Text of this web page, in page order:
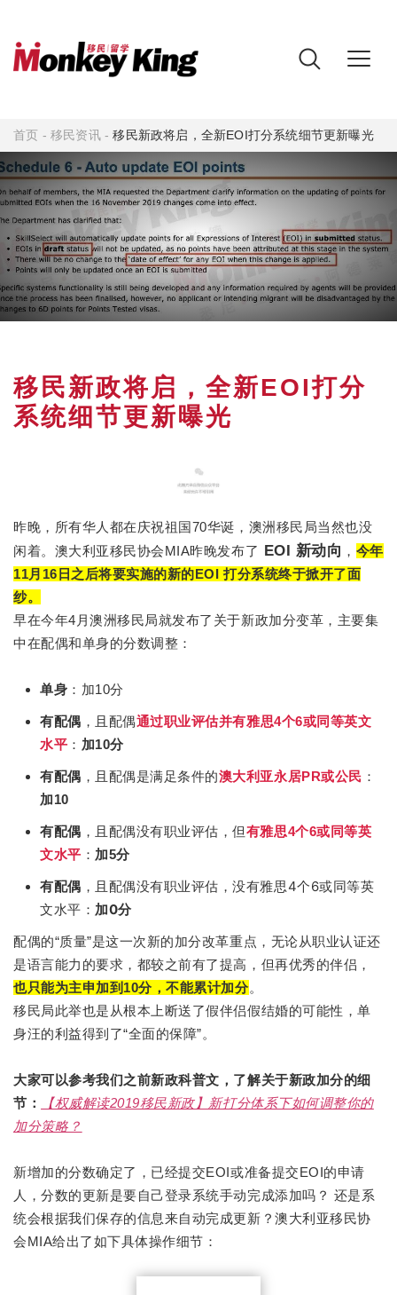
首页 -移民资讯-移民新政将启，全新EOI打分系统细节更新曝光
移民新政将启，全新EOI打分
系统细节更新曝光
昨晚，所有华人都在庆祝祖国70华诞，澳洲移民局当然也没
闲着。澳大利亚移民协会MIA昨晚发布了 EOI 新动向 ， 今年
11月16日之后将要实施的新的EOI 打分系统终于掀开了面
纱。
早在今年4月澳洲移民局就发布了关于新政加分变革，主要集
中在配偶和单身的分数调整：
单身 ：加10分
有配偶 ，且配偶通过职业评估并有雅思4个6或同等英文
水平 ： 加10分
有配偶 ，且配偶是满足条件的澳大利亚永居PR或公民 ：
加10
有配偶 ，且配偶没有职业评估，但有雅思4个6或同等英
文水平 ： 加5分
有配偶 ，且配偶没有职业评估，没有雅思4个6或同等英
文水平： 加0分
配偶的“质量”是这一次新的加分改革重点，无论从职业认证还
是语言能力的要求，都较之前有了提高，但再优秀的伴侣，
也只能为主申加到10分，不能累计加分。
移民局此举也是从根本上断送了假伴侣假结婚的可能性，单
身汪的利益得到了“全面的保障”。
大家可以参考我们之前新政科普文，了解关于新政加分的细
节：
【权威解读2019移民新政】新打分体系下如何调整你的
加分策略？
新增加的分数确定了，已经提交EOI或准备提交EOI的申请
人，分数的更新是要自己登录系统手动完成添加吗？ 还是系
统会根据我们保存的信息来自动完成更新？澳大利亚移民协
会MIA给出了如下具体操作细节：